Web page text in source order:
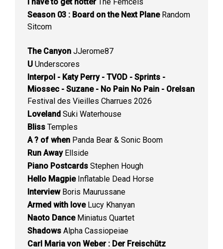
Season 03 : Board on the Next PlaneRandom
Sitcom
The Canyon JJerome87
U Underscores
Interpol - Katy Perry - TVOD - Sprints -
Miossec - Suzane - No Pain No Pain - Orelsan
Festival des Vieilles Charrues 2026
Loveland Suki Waterhouse
Bliss Temples
A ? of when Panda Bear & Sonic Boom
Run AwayEllside
Piano Postcards Stephen Hough
Hello MagpieInflatable Dead Horse
InterviewBoris Maurussane
Armed with loveLucy Khanyan
Naoto DanceMiniatus Quartet
Shadows Alpha Cassiopeiae
Carl Maria von Weber : Der Freischütz